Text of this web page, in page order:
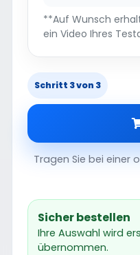
**Auf Wunsch
ein Video Ihres
Schritt 3 von 3
Tragen Sie bei einer
Sicher bestellen
Ihre Auswahl wird
übernommen.